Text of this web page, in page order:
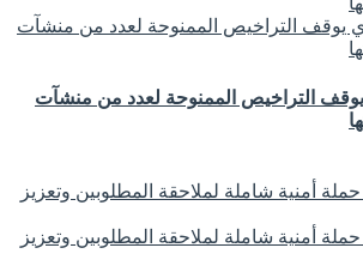
التراخيص الممنوحة لعدد من منشآت